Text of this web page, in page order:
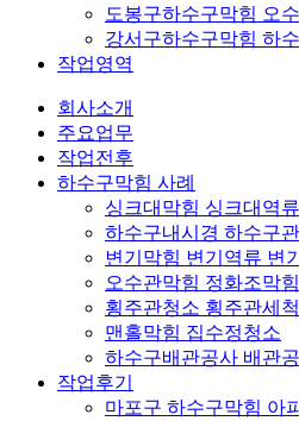
도봉구하수구막힘 오
강서구하수구막힘 하
작업영역
회사소개
주요업무
작업전후
하수구막힘 사례
싱크대막힘 싱크대역
하수구내시경 하수구
변기막힘 변기역류 변
오수관막힘 정화조막
횡주관청소 횡주관세척
맨홀막힘 집수정청소
하수구배관공사 배관
작업후기
마포구 하수구막힘 아